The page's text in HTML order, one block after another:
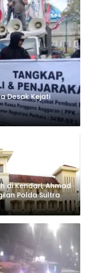
Desak Kejati
di Kendari, Ahmad
Polda Sultra